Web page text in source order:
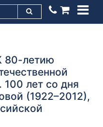
80-летию
100 лет со дня
(1922–2012),